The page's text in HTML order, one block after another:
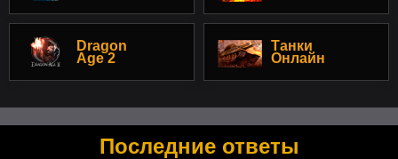
Dragon
Age 2
Танки
Онлайн
Последние ответы